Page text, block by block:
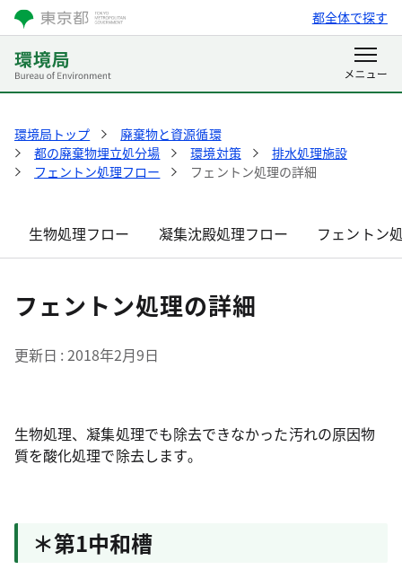
都全体で探す
環境局トップ
廃棄物と資源循環
都の廃棄物埋立処分場
環境対策
排水処理施設
フェントン処理フロー
フェントン処理の詳細
生物処理フロー 凝集沈殿処理フロー フェントン
フェントン処理の詳細
更新日 2018年2月9日
生物処理、凝集処理でも除去できなかった汚れの原因物
質を酸化処理で除去します｡
＊第1中和槽